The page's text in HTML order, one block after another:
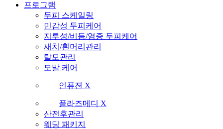
프로그램
두피 스케일링
민감성 두피케어
지루성/비듬/염증 두피케어
새치/흰머리관리
탈모관리
모발 케어
인퓨젼 X
플라즈메디 X
산전후관리
웨딩 패키지